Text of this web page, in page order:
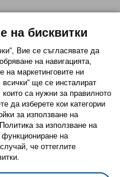
(Cookies)
на бисквитки
на бисквитки
Вие се съгласявате да
на навигацията,
на маркетинговите ни
ще се инсталират
са нужни за правилното
да изберете кои категории
за използване на
за използване на
функциониране на
че оттеглите